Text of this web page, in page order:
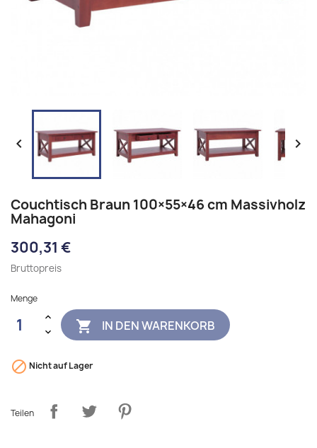
 
Couchtisch Braun 100×55×46 cm Massivholz
Mahagoni
300,31 €
Bruttopreis
Menge
 IN DEN WARENKORB
 Nicht auf Lager
Teilen